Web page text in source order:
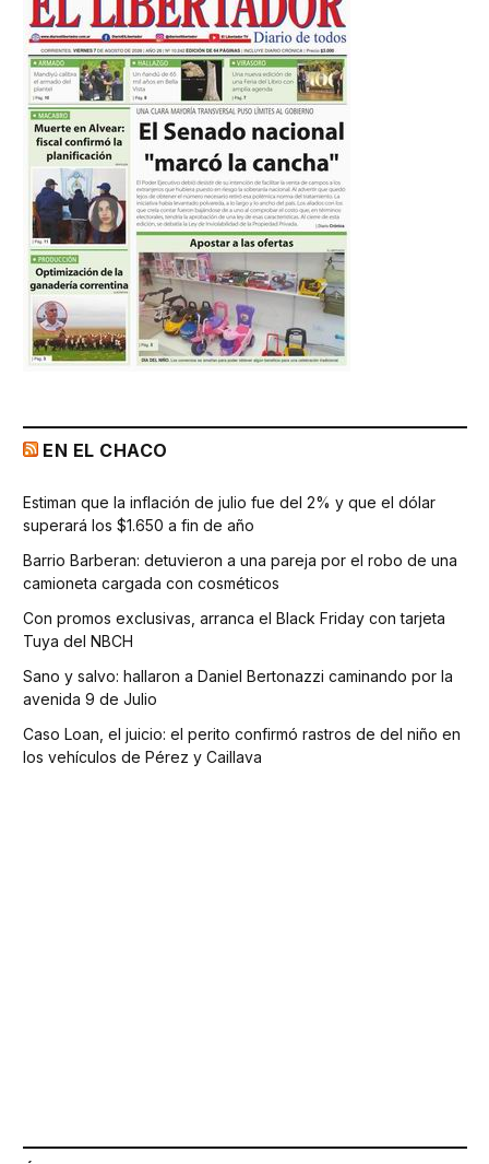
EN EL CHACO
Estiman que la inflación de julio fue del 2% y que el dólar
superará los $1.650 a fin de año
Barrio Barberan: detuvieron a una pareja por el robo de una
camioneta cargada con cosméticos
Con promos exclusivas, arranca el Black Friday con tarjeta
Tuya del NBCH
Sano y salvo: hallaron a Daniel Bertonazzi caminando por la
avenida 9 de Julio
Caso Loan, el juicio: el perito confirmó rastros de del niño en
los vehículos de Pérez y Caillava